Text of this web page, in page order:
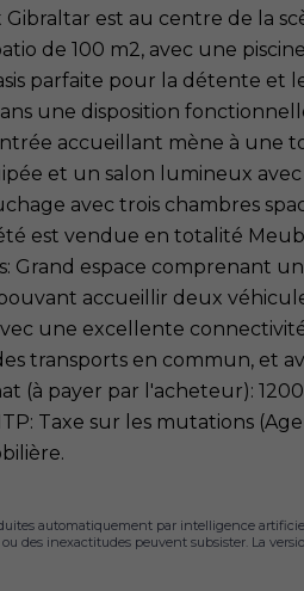
est au centre de la
de 100 m2, avec une piscine
parfaite pour la détente et
une disposition
accueillant mène à une
et un salon lumineux
avec trois chambres
est vendue en totalité
Grand espace comprenant
accueillir deux
une excellente
transports en commun, et
(à payer par l'acheteur):
Taxe sur les mutations
automatiquement par intelligence
des inexactitudes peuvent subsister. La